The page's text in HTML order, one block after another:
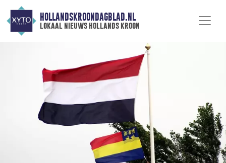
HOLLANDSKROONDAGBLAD.NL
lokaal nieuws hollands kroon